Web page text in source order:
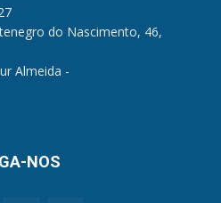
do Nascimento, 46,
Almeida -
NOS